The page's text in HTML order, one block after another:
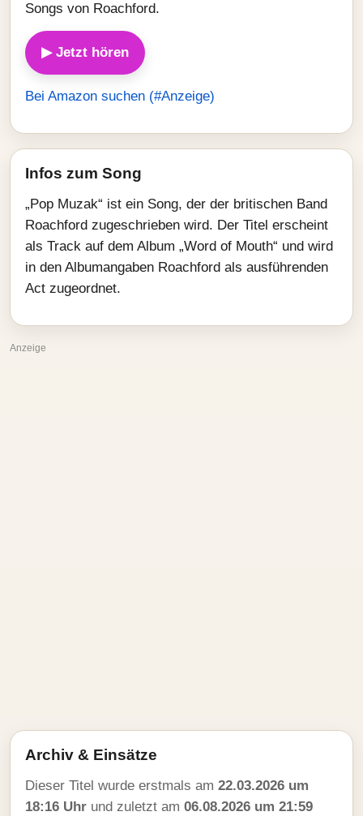
Songs von Roachford.
▶ Jetzt hören
Bei Amazon suchen (#Anzeige)
Infos zum Song
„Pop Muzak“ ist ein Song, der der britischen Band
Roachford zugeschrieben wird. Der Titel erscheint
als Track auf dem Album „Word of Mouth“ und wird
in den Albumangaben Roachford als ausführenden
Act zugeordnet.
Anzeige
Archiv & Einsätze
Dieser Titel wurde erstmals am 22.03.2026 um
18:16 Uhr und zuletzt am 06.08.2026 um 21:59